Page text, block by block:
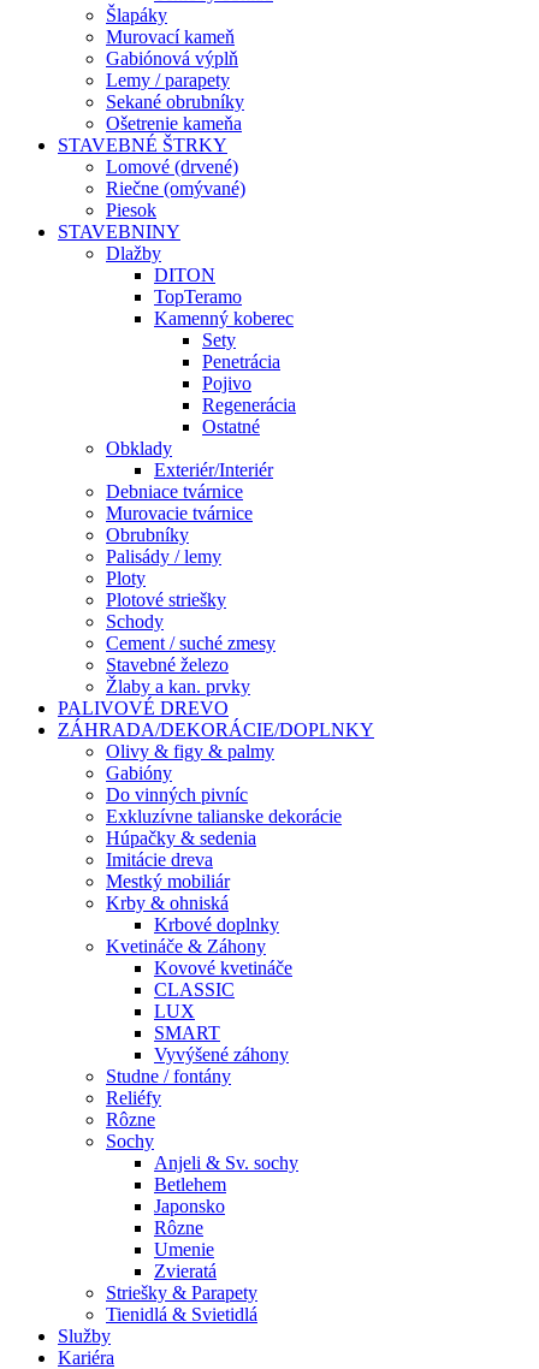
Šlapáky
Murovací kameň
Gabiónová výplň
Lemy / parapety
Sekané obrubníky
Ošetrenie kameňa
STAVEBNÉ ŠTRKY
Lomové (drvené)
Riečne (omývané)
Piesok
STAVEBNINY
Dlažby
DITON
TopTeramo
Kamenný koberec
Sety
Penetrácia
Pojivo
Regenerácia
Ostatné
Obklady
Exteriér/Interiér
Debniace tvárnice
Murovacie tvárnice
Obrubníky
Palisády / lemy
Ploty
Plotové striešky
Schody
Cement / suché zmesy
Stavebné železo
Žlaby a kan. prvky
PALIVOVÉ DREVO
ZÁHRADA/DEKORÁCIE/DOPLNKY
Olivy & figy & palmy
Gabióny
Do vinných pivníc
Exkluzívne talianske dekorácie
Húpačky & sedenia
Imitácie dreva
Mestký mobiliár
Krby & ohniská
Krbové doplnky
Kvetináče & Záhony
Kovové kvetináče
CLASSIC
LUX
SMART
Vyvýšené záhony
Studne / fontány
Reliéfy
Rôzne
Sochy
Anjeli & Sv. sochy
Betlehem
Japonsko
Rôzne
Umenie
Zvieratá
Striešky & Parapety
Tienidlá & Svietidlá
Služby
Kariéra